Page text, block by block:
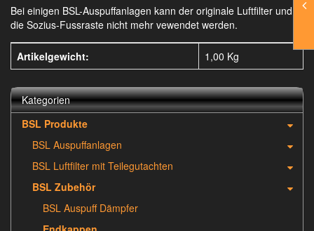
Bei einigen BSL-Auspuffanlagen kann der originale Luftfilter und
die Sozius-Fussraste nicht mehr vewendet werden.
Artikelgewicht: 1,00 Kg
Kategorien
BSL Produkte
BSL Auspuffanlagen
BSL Luftfilter mit Teilegutachten
BSL Zubehör
BSL Auspuff Dämpfer